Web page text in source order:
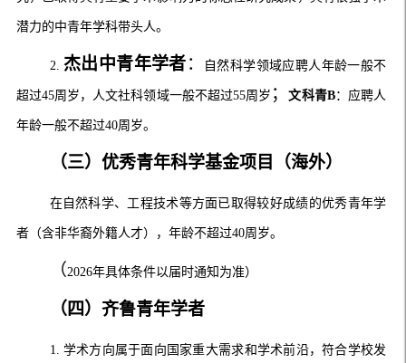
潜力的中青年学科带头人。
2. 杰出中青年学者： 自然科学领域应聘人年龄一般不
超过45周岁，人文社科领域一般不超过55周岁 ；文科青B：应聘人
年龄一般不超过40周岁。
（三） 优秀青年科学基金项目（海外）
在自然科学、工程技术等方面已取得较好成绩的优秀青年学
者（含非华裔外籍人才），年龄不超过40周岁。
（2026年具体条件以届时通知为准）
（四） 齐鲁青年学者
1. 学术方向属于面向国家重大需求和学术前沿，符合学校发